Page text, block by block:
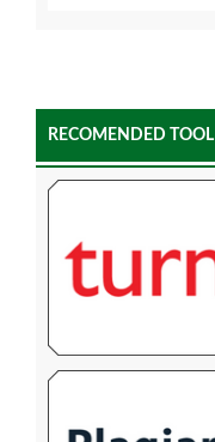
RECOMENDED TOOL